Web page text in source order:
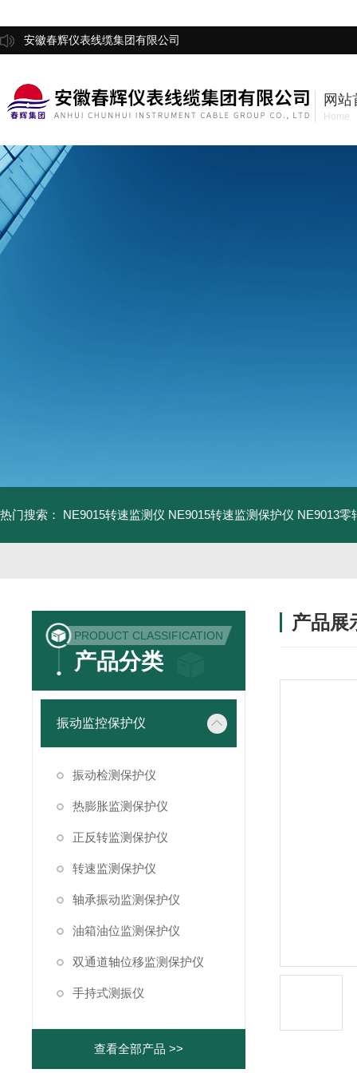
安徽春辉仪表线缆集团有限公司
网站
Home
热门搜索： NE9015转速监测仪 NE9015转速监测保护仪 NE9013零
PRODUCT CLASSIFICATION
产品分类
振动监控保护仪
振动检测保护仪
热膨胀监测保护仪
正反转监测保护仪
转速监测保护仪
轴承振动监测保护仪
油箱油位监测保护仪
双通道轴位移监测保护仪
手持式测振仪
查看全部产品 >>
产品展